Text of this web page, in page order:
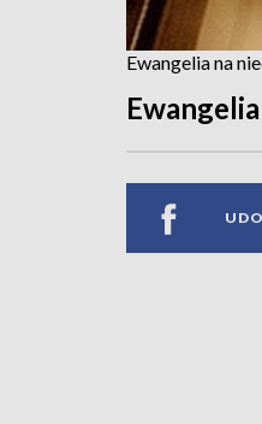
Ewangelia na